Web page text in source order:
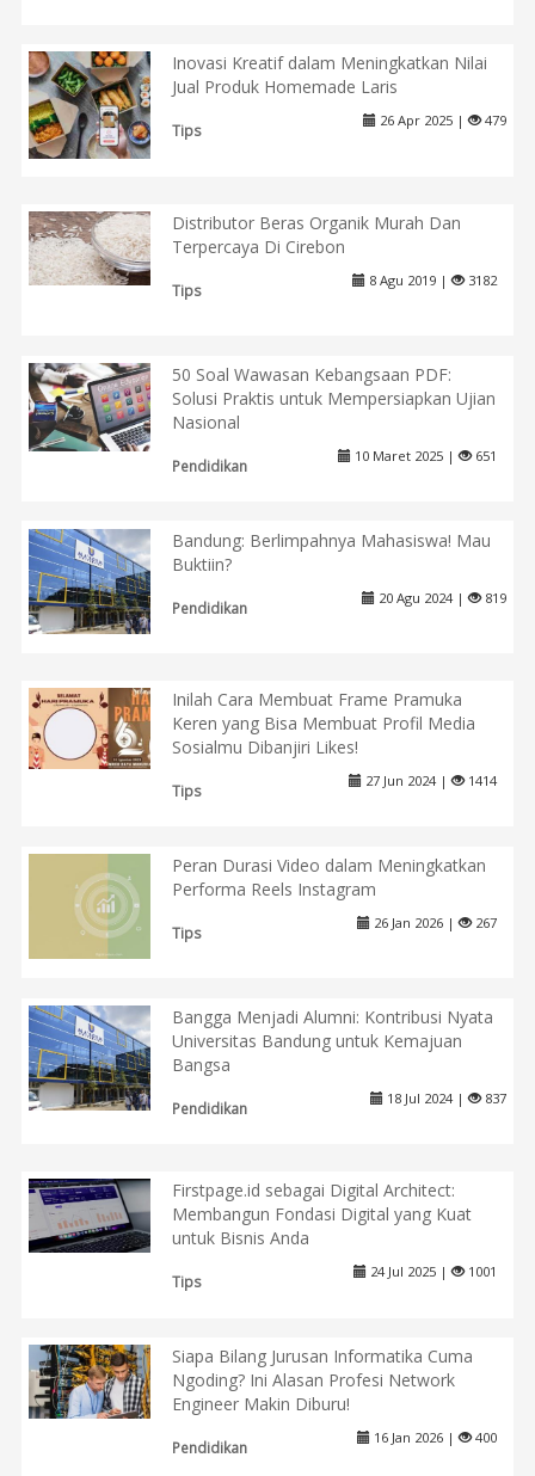
Inovasi Kreatif dalam Meningkatkan Nilai
Jual Produk Homemade Laris
Tips
26 Apr 2025 | 479
Distributor Beras Organik Murah Dan
Terpercaya Di Cirebon
Tips
8 Agu 2019 | 3182
50 Soal Wawasan Kebangsaan PDF:
Solusi Praktis untuk Mempersiapkan Ujian
Nasional
Pendidikan
10 Maret 2025 | 651
Bandung: Berlimpahnya Mahasiswa! Mau
Buktiin?
Pendidikan
20 Agu 2024 | 819
Inilah Cara Membuat Frame Pramuka
Keren yang Bisa Membuat Profil Media
Sosialmu Dibanjiri Likes!
Tips
27 Jun 2024 | 1414
Peran Durasi Video dalam Meningkatkan
Performa Reels Instagram
Tips
26 Jan 2026 | 267
Bangga Menjadi Alumni: Kontribusi Nyata
Universitas Bandung untuk Kemajuan
Bangsa
Pendidikan
18 Jul 2024 | 837
Firstpage.id sebagai Digital Architect:
Membangun Fondasi Digital yang Kuat
untuk Bisnis Anda
Tips
24 Jul 2025 | 1001
Siapa Bilang Jurusan Informatika Cuma
Ngoding? Ini Alasan Profesi Network
Engineer Makin Diburu!
Pendidikan
16 Jan 2026 | 400